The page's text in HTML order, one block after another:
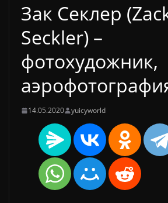
Зак Секлер
Seckler) –
фотохудожник,
14.05.2020 yuicyworld